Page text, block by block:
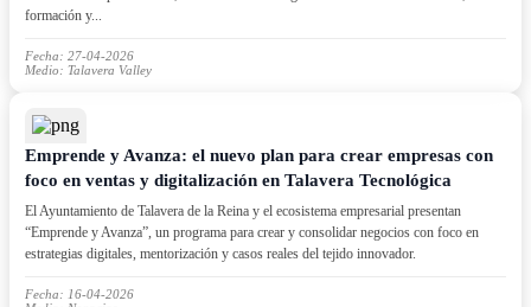
formación y...
Fecha: 27-04-2026
Medio: Talavera Valley
Emprende y Avanza: el nuevo plan para crear empresas con
foco en ventas y digitalización en Talavera Tecnológica
El Ayuntamiento de Talavera de la Reina y el ecosistema empresarial presentan
“Emprende y Avanza”, un programa para crear y consolidar negocios con foco en
estrategias digitales, mentorización y casos reales del tejido innovador.
Fecha: 16-04-2026